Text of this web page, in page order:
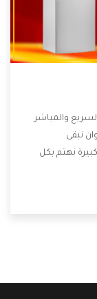
والمباشر
نبقى
نهتم بكل
من أهم